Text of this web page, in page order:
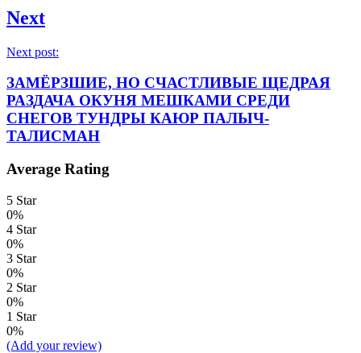
Next
Next post:
ЗАМЁРЗШИЕ, НО СЧАСТЛИВЫЕ ЩЕДРАЯ
РАЗДАЧА ОКУНЯ МЕШКАМИ СРЕДИ
СНЕГОВ ТУНДРЫ КАЮР ПАЛЫЧ-
ТАЛИСМАН
Average Rating
5 Star
0%
4 Star
0%
3 Star
0%
2 Star
0%
1 Star
0%
(Add your review)